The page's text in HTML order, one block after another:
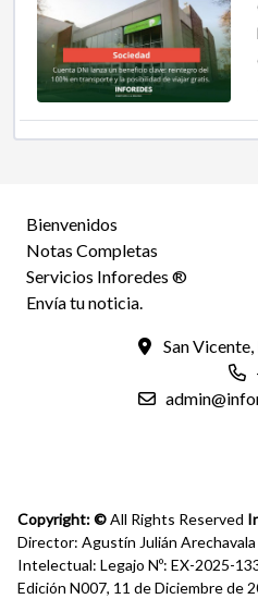
Bienvenidos
Notas Completas
Servicios Inforedes ®
Envía tu noticia.
San
Copyright: ©All Rights Reserved
Director: Agustín Julián
Intelectual: Legajo Nº: EX-2025-
Edición N007, 11 de Diciembre de